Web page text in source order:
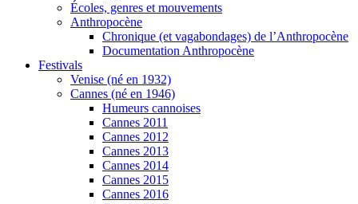
Écoles, genres et mouvements
Anthropocène
Chronique (et vagabondages) de l’Anthropocène
Documentation Anthropocène
Festivals
Venise (né en 1932)
Cannes (né en 1946)
Humeurs cannoises
Cannes 2011
Cannes 2012
Cannes 2013
Cannes 2014
Cannes 2015
Cannes 2016